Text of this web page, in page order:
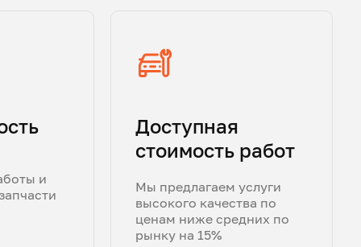
и
Доступная
стоимость работ
Мы предлагаем услуги
высокого качества по
ценам ниже средних по
рынку на 15%